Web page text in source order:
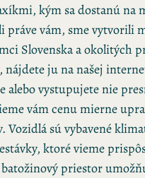
kým sa dostanú na
práve vám, sme vytvorili
Slovenska a okolitých
nájdete ju na našej
vystupujete nie
vám cenu mierne
sú vybavené
ktoré vieme
priestor